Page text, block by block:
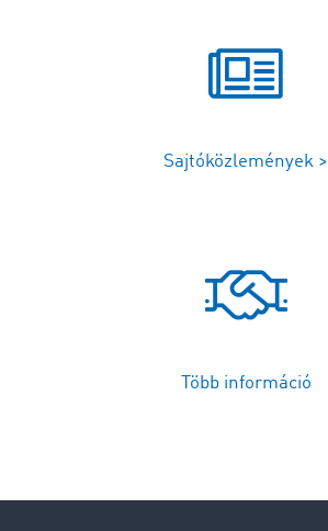
Sajtóközlemények >
Több információ